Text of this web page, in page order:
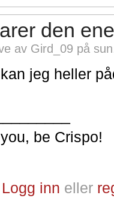
den
av Gird_09 på
jeg heller
be Crispo!
Logg inn eller